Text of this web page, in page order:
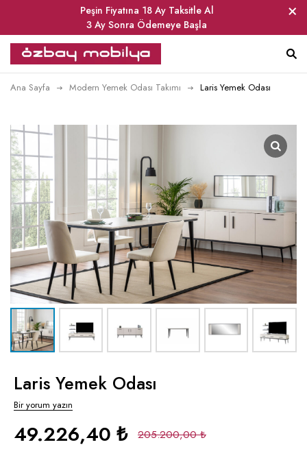
Peşin Fiyatına 18 Ay Taksitle Al
3 Ay Sonra Ödemeye Başla
Ana Sayfa Modern Yemek Odası Takımı Laris Yemek Odası
Laris Yemek Odası
Bir yorum yazın
205.200,00 ₺
49.226,40 ₺